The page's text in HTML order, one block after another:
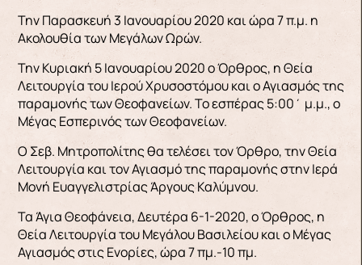
Την Παρασκευή 3 Ιανουαρίου 2020 και ώρα 7 π.μ. η
Ακολουθία των Μεγάλων Ωρών.
Την Κυριακή 5 Ιανουαρίου 2020 ο Όρθρος, η Θεία
Λειτουργία του Ιερού Χρυσοστόμου και ο Αγιασμός της
παραμονής των Θεοφανείων. Το εσπέρας 5:00΄ μ.μ., ο
Μέγας Εσπερινός των Θεοφανείων.
Ο Σεβ. Μητροπολίτης θα τελέσει τον Όρθρο, την Θεία
Λειτουργία και τον Αγιασμό της παραμονής στην Ιερά
Μονή Ευαγγελιστρίας Άργους Καλύμνου.
Τα Άγια Θεοφάνεια, Δευτέρα 6-1-2020, ο Όρθρος, η
Θεία Λειτουργία του Μεγάλου Βασιλείου και ο Μέγας
Αγιασμός στις Ενορίες, ώρα 7 πμ.-10 πμ.